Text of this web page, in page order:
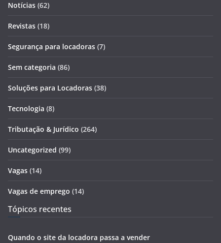
Notícias (62)
Revistas (18)
Segurança para locadoras (7)
Sem categoria (86)
Soluções para Locadoras (38)
Tecnologia (8)
Tributação & Jurídico (264)
Uncategorized (99)
Vagas (14)
Vagas de emprego (14)
Tópicos recentes
Quando o site da locadora passa a vender